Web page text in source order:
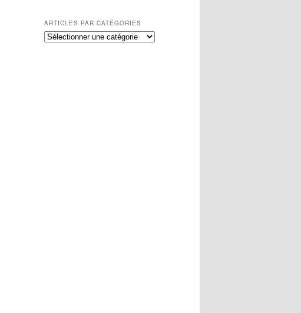
ARTICLES PAR CATÉGORIES
Articles